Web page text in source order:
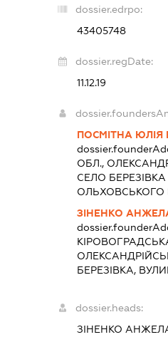
dossier.edrpo:
43405748
dossier.regDate:
11.12.19
ПОСМІТНА ЮЛІЯ
ОБЛ.,
СЕЛО
ОЛЬХОВСЬКОГО
ЗІНЕНКО
БЕРЕЗІВКА,
dossier.heads:
ЗІНЕНКО